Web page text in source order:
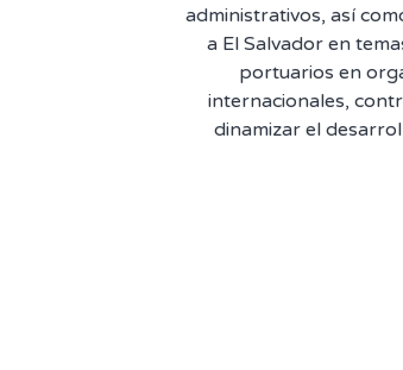
administrativos, así
a El Salvador en
portuarios en
internacionales,
dinamizar el